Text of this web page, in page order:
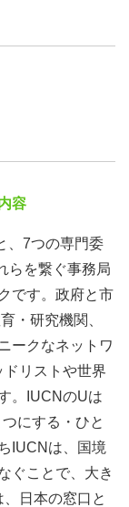
容
、7つの専門委
らを繋ぐ事務局
です。政府と市
・研究機関、
ークなネットワ
リストや世界
。IUCNのUは
にする・ひと
IUCNは、国境
ぐことで、大き
日本の窓口と